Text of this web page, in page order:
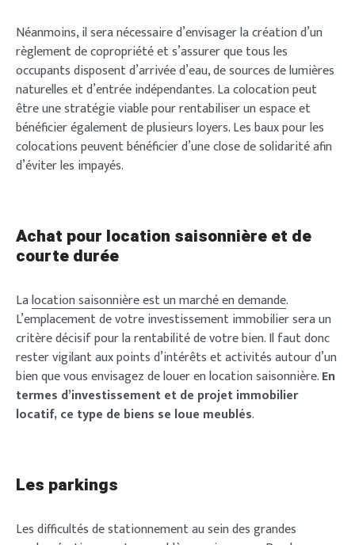
Néanmoins, il sera nécessaire d’envisager la création d’un
règlement de copropriété et s’assurer que tous les
occupants disposent d’arrivée d’eau, de sources de lumières
naturelles et d’entrée indépendantes. La colocation peut
être une stratégie viable pour rentabiliser un espace et
bénéficier également de plusieurs loyers. Les baux pour les
colocations peuvent bénéficier d’une close de solidarité afin
d’éviter les impayés.
Achat pour location saisonnière et de
courte durée
Lalocation saisonnière est un marché en demande.
L’emplacement de votre investissement immobilier sera un
critère décisif pour la rentabilité de votre bien. Il faut donc
rester vigilant aux points d’intérêts et activités autour d’un
bien que vous envisagez de louer en location saisonnière.En
termes d’investissement et de projet immobilier
locatif, ce type de biens se loue meublés.
Les parkings
Les difficultés de stationnement au sein des grandes